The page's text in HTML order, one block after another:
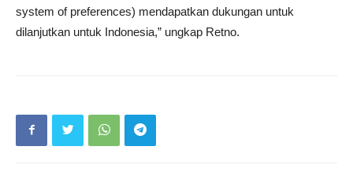
system of preferences) mendapatkan dukungan untuk
dilanjutkan untuk Indonesia,” ungkap Retno.